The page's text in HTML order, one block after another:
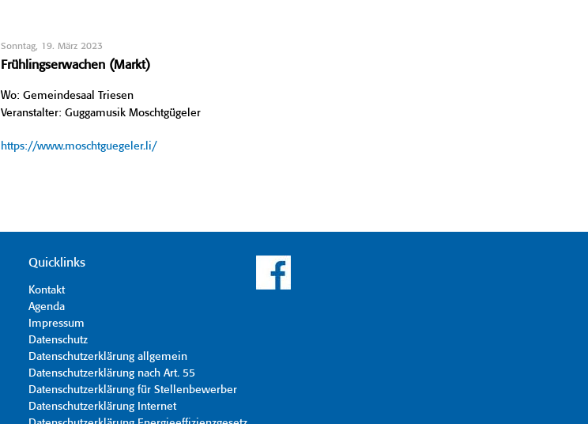
Sonntag, 19. März 2023
Frühlingserwachen (Markt)
Wo: Gemeindesaal Triesen
Veranstalter: Guggamusik Moschtgügeler
https://www.moschtguegeler.li/
Quicklinks
Kontakt
Agenda
Impressum
Datenschutz
Datenschutzerklärung allgemein
Datenschutzerklärung nach Art. 55
Datenschutzerklärung für Stellenbewerber
Datenschutzerklärung Internet